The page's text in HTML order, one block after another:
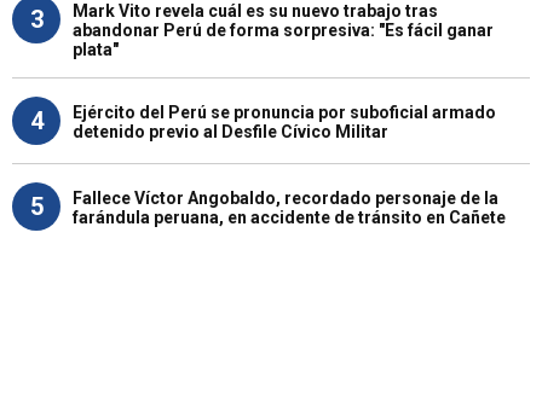
3
Mark Vito revela cuál es su nuevo trabajo tras
abandonar Perú de forma sorpresiva: "Es fácil ganar
plata"
4
Ejército del Perú se pronuncia por suboficial armado
detenido previo al Desfile Cívico Militar
5
Fallece Víctor Angobaldo, recordado personaje de la
farándula peruana, en accidente de tránsito en Cañete